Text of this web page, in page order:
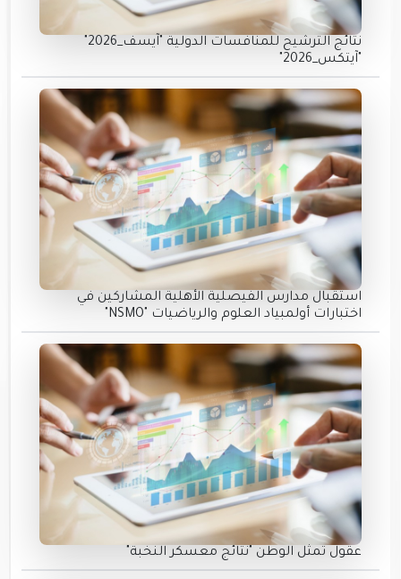
"آيتكس_2026"
استقبال مدارس الفيصلية الأهلية المشاركين في
اختبارات أولمبياد العلوم والرياضيات "NSMO"
عقول تمثل الوطن "نتائج معسكر النخبة"